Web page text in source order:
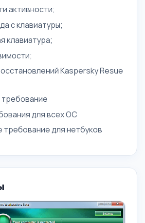
активности;
с клавиатуры;
клавиатура;
Kaspersky Resue
для всех ОС
требование для нетбуков